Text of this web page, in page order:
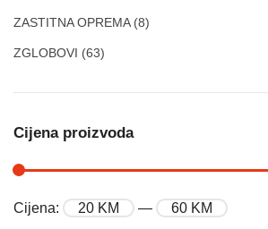
ZASTITNA OPREMA (8)
ZGLOBOVI (63)
Cijena proizvoda
Cijena: 20 KM — 60 KM